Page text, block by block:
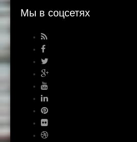
Мы в соцсетях